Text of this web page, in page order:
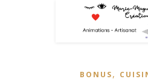
BONUS,